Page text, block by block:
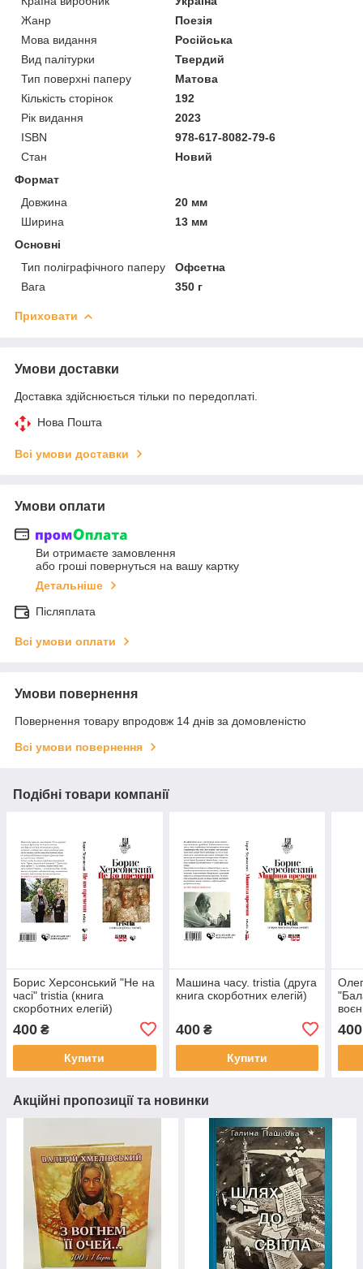
Жанр
Поезія
Мова видання
Російська
Вид палітурки
Твердий
Тип поверхні паперу
Матова
Кількість сторінок
192
Рік видання
2023
ISBN
978-617-8082-79-6
Стан
Новий
Формат
Довжина
20 мм
Ширина
13 мм
Основні
Тип поліграфічного паперу
Офсетна
Вага
350 г
Приховати
Умови доставки
Доставка здійснюється тільки по передоплаті.
Нова Пошта
Всі умови доставки
Умови оплати
Ви отримаєте замовлення
або гроші повернуться на вашу картку
Детальніше
Післяплата
Всі умови оплати
Умови повернення
Повернення товару впродовж 14 днів за домовленістю
Всі умови повернення
Подібні товари компанії
Борис Херсонський "Не на
часі" tristia (книга
скорботних елегій)
400 ₴
Купити
Машина часу. tristia (друга
книга скорботних елегій)
400₴
Купити
400
Акційні пропозиції та новинки